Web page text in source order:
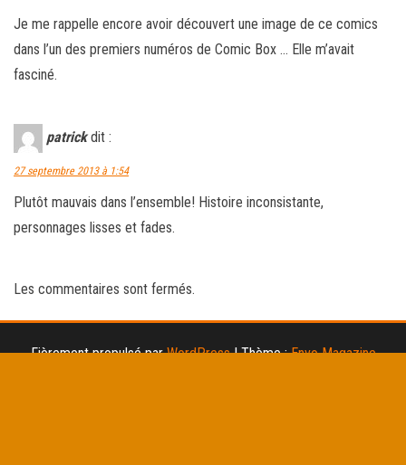
Je me rappelle encore avoir découvert une image de ce comics
dans l’un des premiers numéros de Comic Box … Elle m’avait
fasciné.
patrick dit :
27 septembre 2013 à 1:54
Plutôt mauvais dans l’ensemble! Histoire inconsistante,
personnages lisses et fades.
Les commentaires sont fermés.
Fièrement propulsé parWordPress |Thème :Envo Magazine